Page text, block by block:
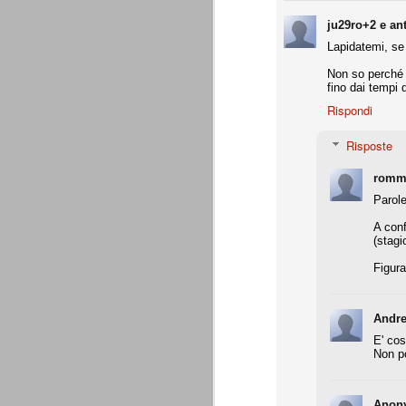
ju29ro+2 e
Lapidatemi,
Non so
fino dai tempi
Rispondi
Risposte
A
E'
Non
Daniele Rugani
A fine mese (29 luglio) compirà
Daniele Rugani. Difensore
Marotta è stato chiaro:
che aveva dato molto in questi 4 anni.
Sassuolo per Berardi e il riscatto di
Giovedì 25 giugno 2015 si è
(comproprietà). Martedì 30
Generare utili dal nulla
Ad oggi, Zaza è ancora un
dovesse venire alla Juventus,
voler apprezzare ancora appieno l'operato.